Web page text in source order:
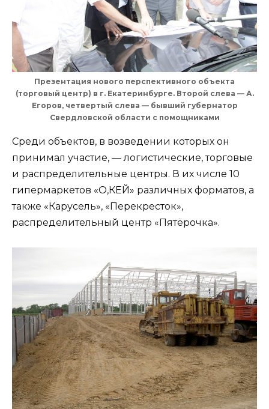
Презентация нового перспективного объекта
(торговый центр) в г. Екатеринбурге. Второй слева — А.
Егоров, четвертый слева — бывший губернатор
Свердловской области с помощниками
Среди объектов, в возведении которых он
принимал участие, — логистические, торговые
и распределительные центры. В их числе 10
гипермаркетов «О,КЕЙ» различных форматов, а
также «Карусель», «Перекресток»,
распределительный центр «Пятёрочка».